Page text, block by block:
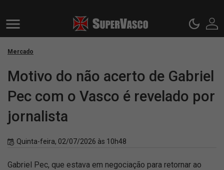
Mercado
Motivo do não acerto de Gabriel
Pec com o Vasco é revelado por
jornalista
Quinta-feira, 02/07/2026 às 10h48
Gabriel Pec, que estava em negociação para retornar ao